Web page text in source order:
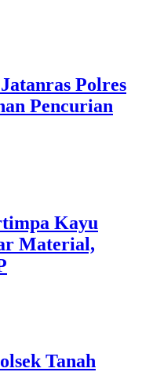
Polres
Pencurian
Kayu
Material,
Tanah